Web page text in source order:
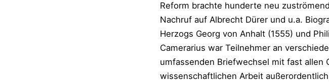
Reform brachte hunderte neu
Nachruf auf Albrecht Dürer und u.a.
Herzogs Georg von Anhalt (1555) und
Camerarius war Teilnehmer an
umfassenden Briefwechsel mit fast allen
wissenschaftlichen Arbeit